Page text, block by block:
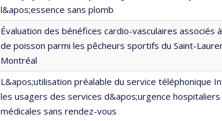
l&apos;essence sans plomb
Évaluation des bénéfices cardio-vasculaires associés
de poisson parmi les pêcheurs sportifs du Saint-
Montréal
L&apos;utilisation préalable du service téléphonique
les usagers des services d&apos;urgence
médicales sans rendez-vous